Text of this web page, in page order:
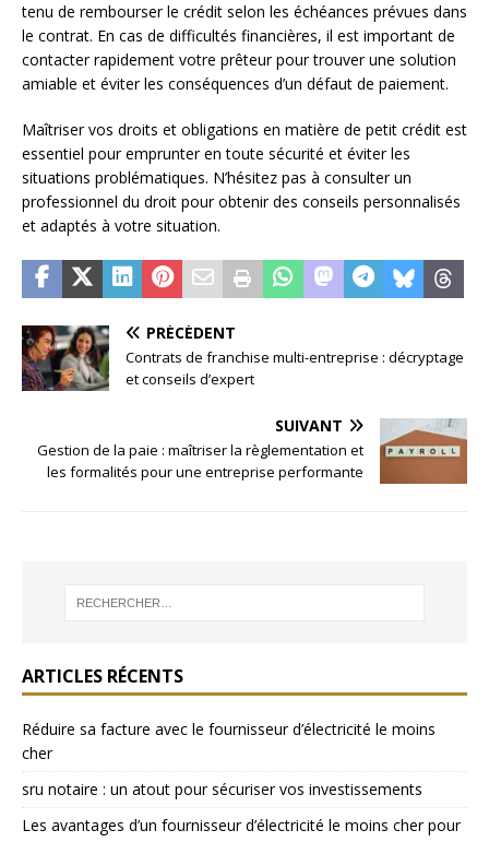
tenu de rembourser le crédit selon les échéances prévues dans
le contrat. En cas de difficultés financières, il est important de
contacter rapidement votre prêteur pour trouver une solution
amiable et éviter les conséquences d’un défaut de paiement.
Maîtriser vos droits et obligations en matière de petit crédit est
essentiel pour emprunter en toute sécurité et éviter les
situations problématiques. N’hésitez pas à consulter un
professionnel du droit pour obtenir des conseils personnalisés
et adaptés à votre situation.
PRÉCÉDENT
Contrats de franchise multi-entreprise : décryptage
et conseils d’expert
SUIVANT
Gestion de la paie : maîtriser la règlementation et
les formalités pour une entreprise performante
ARTICLES RÉCENTS
Réduire sa facture avec le fournisseur d’électricité le moins
cher
sru notaire : un atout pour sécuriser vos investissements
Les avantages d’un fournisseur d’électricité le moins cher pour